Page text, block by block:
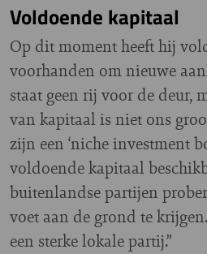
Voldoende kapitaal
Op dit moment heeft hij
voorhanden om nieuwe
staat geen rij voor de deur,
van kapitaal is niet ons
zijn een ‘niche investment
voldoende kapitaal
buitenlandse partijen
voet aan de grond te
een sterke lokale partij.”